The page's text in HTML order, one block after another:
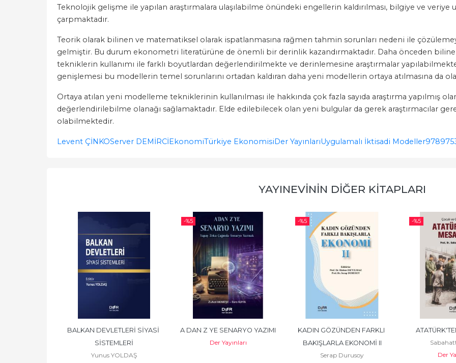
Teknolojik gelişme ile yapılan araştırmalara ulaşılabilme önündeki engellerin kaldırılması, bilgiye ve
çarpmaktadır.
Teorik olarak bilinen ve matematiksel olarak ispatlanmasına rağmen tahmin sorunları nedeni ile
gelmiştir. Bu durum ekonometri literatürüne de önemli bir derinlik kazandırmaktadır. Daha önceden
tekniklerin kullanımı ile farklı boyutlardan değerlendirilmekte ve derinlemesine araştırmalar
genişlemesi bu modellerin temel sorunlarını ortadan kaldıran daha yeni modellerin ortaya atılmasına da
Ortaya atılan yeni modelleme tekniklerinin kullanılması ile hakkında çok fazla sayıda araştırma yapılmış
değerlendirilebilme olanağı sağlamaktadır. Elde edilebilecek olan yeni bulgular da gerek araştırmacılar
olabilmektedir.
Levent ÇİNKOServer DEMİRCİEkonomiTürkiye EkonomisiDer YayınlarıUygulamalı İktisadi Modeller
YAYINEVININ DIĞER KITAPLARI
BALKAN DEVLETLERİ SİYASİ
SİSTEMLERİ
Yunus YOLDAŞ
-%5
A DAN Z YE SENARYO YAZIMI
Der Yayınları
-%5
KADIN GÖZÜNDEN FARKLI
BAKIŞLARLA EKONOMİ II
Serap Durusoy
-%5
Der